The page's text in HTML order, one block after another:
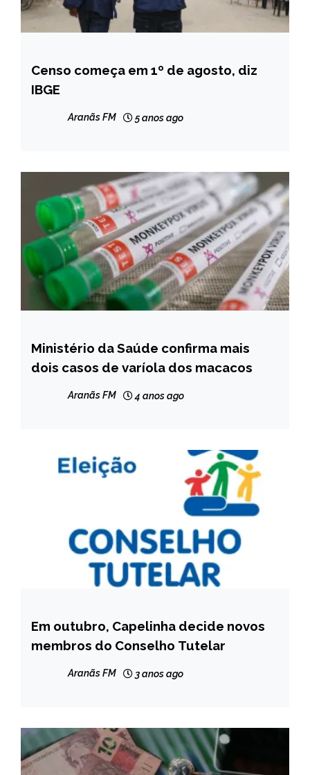
BRASIL
NOTÍCIAS
Censo começa em 1º de agosto, diz
IBGE
Aranãs FM 5 anos ago
BRASIL
NOTÍCIAS
Ministério da Saúde confirma mais
dois casos de varíola dos macacos
Aranãs FM 4 anos ago
CAPELINHA
NOTÍCIAS
Em outubro, Capelinha decide novos
membros do Conselho Tutelar
Aranãs FM 3 anos ago